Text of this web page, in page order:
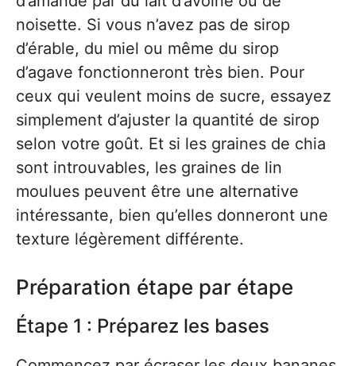
noisette. Si vous n’avez pas de sirop
d’érable, du miel ou même du sirop
d’agave fonctionneront très bien. Pour
ceux qui veulent moins de sucre, essayez
simplement d’ajuster la quantité de sirop
selon votre goût. Et si les graines de chia
sont introuvables, les graines de lin
moulues peuvent être une alternative
intéressante, bien qu’elles donneront une
texture légèrement différente.
Préparation étape par étape
Étape 1 : Préparez les bases